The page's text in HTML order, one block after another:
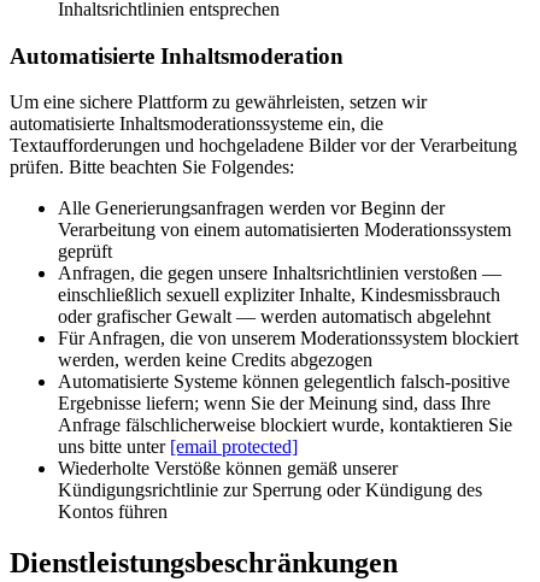
Inhaltsrichtlinien entsprechen
Automatisierte Inhaltsmoderation
Um eine sichere Plattform zu gewährleisten, setzen wir
automatisierte Inhaltsmoderationssysteme ein, die
Textaufforderungen und hochgeladene Bilder vor der Verarbeitung
prüfen. Bitte beachten Sie Folgendes:
Alle Generierungsanfragen werden vor Beginn der
Verarbeitung von einem automatisierten Moderationssystem
geprüft
Anfragen, die gegen unsere Inhaltsrichtlinien verstoßen —
einschließlich sexuell expliziter Inhalte, Kindesmissbrauch
oder grafischer Gewalt — werden automatisch abgelehnt
Für Anfragen, die von unserem Moderationssystem blockiert
werden, werden keine Credits abgezogen
Automatisierte Systeme können gelegentlich falsch-positive
Ergebnisse liefern; wenn Sie der Meinung sind, dass Ihre
Anfrage fälschlicherweise blockiert wurde, kontaktieren Sie
uns bitte unter [email protected]
Wiederholte Verstöße können gemäß unserer
Kündigungsrichtlinie zur Sperrung oder Kündigung des
Kontos führen
Dienstleistungsbeschränkungen